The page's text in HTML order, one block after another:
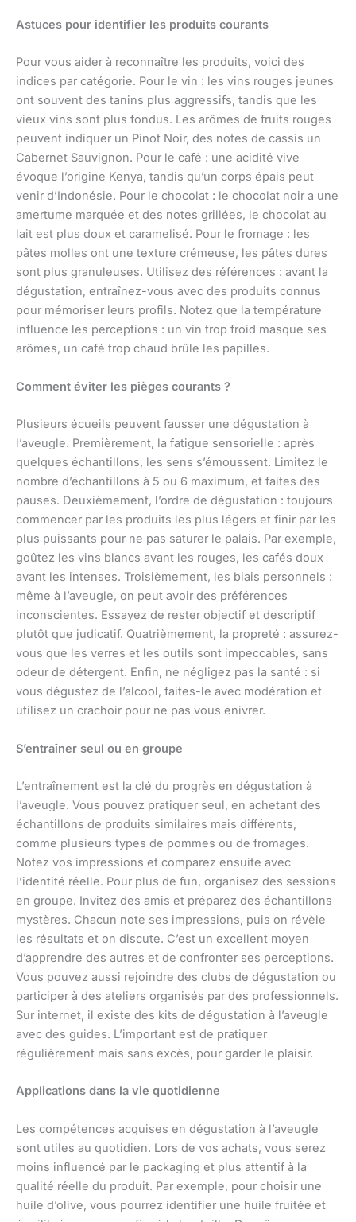
Astuces pour identifier les produits courants
Pour vous aider à reconnaître les produits, voici des
indices par catégorie. Pour le vin : les vins rouges jeunes
ont souvent des tanins plus aggressifs, tandis que les
vieux vins sont plus fondus. Les arômes de fruits rouges
peuvent indiquer un Pinot Noir, des notes de cassis un
Cabernet Sauvignon. Pour le café : une acidité vive
évoque l’origine Kenya, tandis qu’un corps épais peut
venir d’Indonésie. Pour le chocolat : le chocolat noir a une
amertume marquée et des notes grillées, le chocolat au
lait est plus doux et caramelisé. Pour le fromage : les
pâtes molles ont une texture crémeuse, les pâtes dures
sont plus granuleuses. Utilisez des références : avant la
dégustation, entraînez-vous avec des produits connus
pour mémoriser leurs profils. Notez que la température
influence les perceptions : un vin trop froid masque ses
arômes, un café trop chaud brûle les papilles.
Comment éviter les pièges courants ?
Plusieurs écueils peuvent fausser une dégustation à
l’aveugle. Premièrement, la fatigue sensorielle : après
quelques échantillons, les sens s’émoussent. Limitez le
nombre d’échantillons à 5 ou 6 maximum, et faites des
pauses. Deuxièmement, l’ordre de dégustation : toujours
commencer par les produits les plus légers et finir par les
plus puissants pour ne pas saturer le palais. Par exemple,
goûtez les vins blancs avant les rouges, les cafés doux
avant les intenses. Troisièmement, les biais personnels :
même à l’aveugle, on peut avoir des préférences
inconscientes. Essayez de rester objectif et descriptif
plutôt que judicatif. Quatrièmement, la propreté : assurez-
vous que les verres et les outils sont impeccables, sans
odeur de détergent. Enfin, ne négligez pas la santé : si
vous dégustez de l’alcool, faites-le avec modération et
utilisez un crachoir pour ne pas vous enivrer.
S’entraîner seul ou en groupe
L’entraînement est la clé du progrès en dégustation à
l’aveugle. Vous pouvez pratiquer seul, en achetant des
échantillons de produits similaires mais différents,
comme plusieurs types de pommes ou de fromages.
Notez vos impressions et comparez ensuite avec
l’identité réelle. Pour plus de fun, organisez des sessions
en groupe. Invitez des amis et préparez des échantillons
mystères. Chacun note ses impressions, puis on révèle
les résultats et on discute. C’est un excellent moyen
d’apprendre des autres et de confronter ses perceptions.
Vous pouvez aussi rejoindre des clubs de dégustation ou
participer à des ateliers organisés par des professionnels.
Sur internet, il existe des kits de dégustation à l’aveugle
avec des guides. L’important est de pratiquer
régulièrement mais sans excès, pour garder le plaisir.
Applications dans la vie quotidienne
Les compétences acquises en dégustation à l’aveugle
sont utiles au quotidien. Lors de vos achats, vous serez
moins influencé par le packaging et plus attentif à la
qualité réelle du produit. Par exemple, pour choisir une
huile d’olive, vous pourrez identifier une huile fruitée et